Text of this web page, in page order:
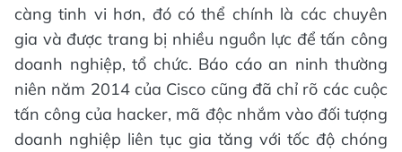
càng tinh vi hơn, đó có thể chính là các chuyên
gia và được trang bị nhiều nguồn lực để tấn công
doanh nghiệp, tổ chức. Báo cáo an ninh thường
niên năm 2014 của Cisco cũng đã chỉ rõ các cuộc
tấn công của hacker, mã độc nhắm vào đối tượng
doanh nghiệp liên tục gia tăng với tốc độ chóng